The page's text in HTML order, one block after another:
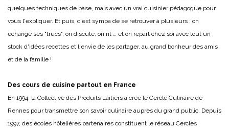
quelques techniques de base, mais avec un vrai cuisinier pédagogue pour
vous l'expliquer. Et puis, c'est sympa de se retrouver à plusieurs : on
échange ses "trucs", on discute, on rit … et on repart chez soi avec tout un
stock d'idées recettes et l'envie de les partager, au grand bonheur des amis
et de la famille !
Des cours de cuisine partout en France
En 1994, la Collective des Produits Laitiers a créé le Cercle Culinaire de
Rennes pour transmettre son savoir culinaire auprès du grand public. Depuis
1997, des écoles hôtelières partenaires constituent le réseau Cercles